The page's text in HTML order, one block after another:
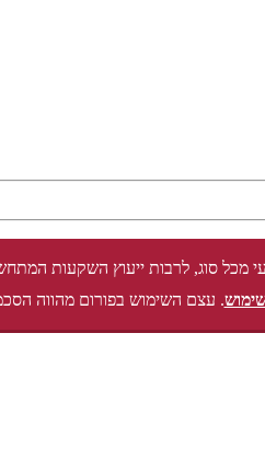
מכל סוג, לרבות ייעוץ השקעות
. עצם השימוש בפורום מהווה